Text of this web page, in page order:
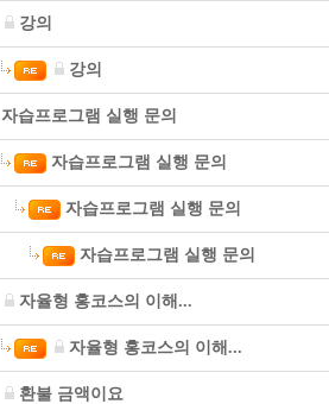
강의
강의
자습프로그램 실행 문의
자습프로그램 실행 문의
자습프로그램 실행 문의
자습프로그램 실행 문의
자율형 홍코스의 이해...
자율형 홍코스의 이해...
환불 금액이요